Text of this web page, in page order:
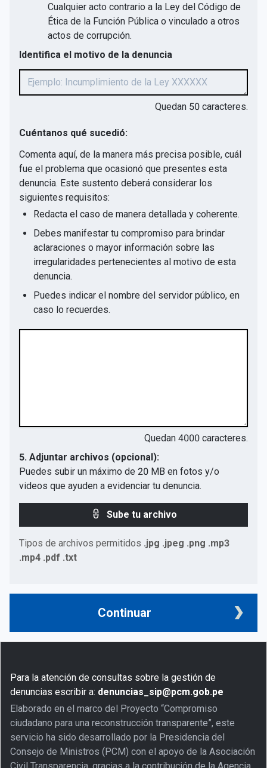
Cualquier acto contrario a la Ley del Código de
Ética de la Función Pública o vinculado a otros
actos de corrupción.
Identifica el motivo de la denuncia
Quedan 50 caracteres.
Cuéntanos qué sucedió:
Comenta aquí, de la manera más precisa posible, cuál
fue el problema que ocasionó que presentes esta
denuncia. Este sustento deberá considerar los
siguientes requisitos:
Redacta el caso de manera detallada y coherente.
Debes manifestar tu compromiso para brindar
aclaraciones o mayor información sobre las
irregularidades pertenecientes al motivo de esta
denuncia.
Puedes indicar el nombre del servidor público, en
caso lo recuerdes.
Quedan 4000 caracteres.
5. Adjuntar archivos (opcional):
Puedes subir un máximo de 20 MB en fotos y/o
videos que ayuden a evidenciar tu denuncia.
Sube tu archivo
Tipos de archivos permitidos .jpg .jpeg .png .mp3
.mp4 .pdf .txt
Continuar
Para la atención de consultas sobre la gestión de
denuncias escribir a: denuncias_sip@pcm.gob.pe
Elaborado en el marco del Proyecto “Compromiso
ciudadano para una reconstrucción transparente”, este
servicio ha sido desarrollado por la Presidencia del
Consejo de Ministros (PCM) con el apoyo de la Asociación